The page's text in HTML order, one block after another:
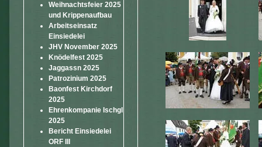
Weihnachtsfeier 2025
und Krippenaufbau
Arbeitseinsatz
Einsiedelei
JHV November 2025
Knödelfest 2025
Jaggassn 2025
Patrozinium 2025
Baonfest Kirchdorf
2025
Ehrenkompanie Ischgl
2025
Bericht Einsiedelei
ORF III